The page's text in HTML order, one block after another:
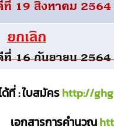
ด้ที่ : ใบสมัครhttp://
เอกสารการคำนวณ